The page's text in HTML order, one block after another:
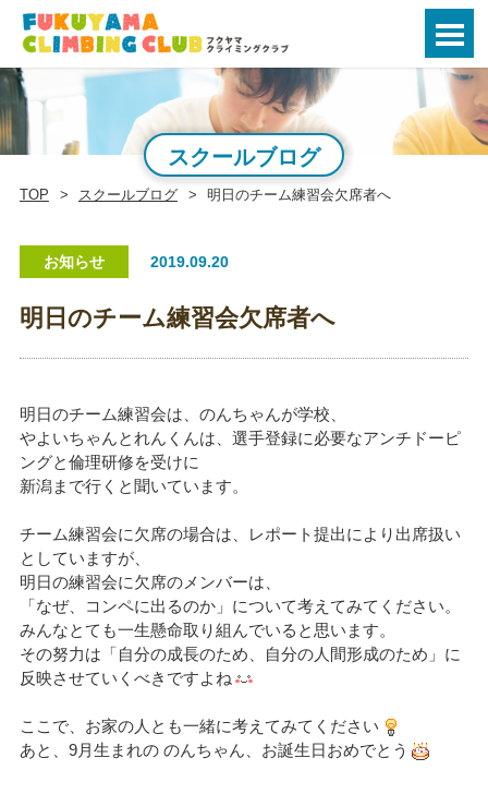
スクールブログ
TOP スクールブログ 明日のチーム練習会欠席者へ
お知らせ 2019.09.20
明日のチーム練習会欠席者へ
明日のチーム練習会は、のんちゃんが学校、
やよいちゃんとれんくんは、選手登録に必要なアンチドーピ
ングと倫理研修を受けに
新潟まで行くと聞いています。
チーム練習会に欠席の場合は、レポート提出により出席扱い
としていますが、
明日の練習会に欠席のメンバーは、
「なぜ、コンペに出るのか」について考えてみてください。
みんなとても一生懸命取り組んでいると思います。
その努力は「自分の成長のため、自分の人間形成のため」に
反映させていくべきですよね
ここで、お家の人とも一緒に考えてみてください
あと、9月生まれの のんちゃん、お誕生日おめでとう